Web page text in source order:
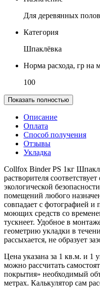
Для деревянных
Категория
Шпаклёвка
Норма расхода, гр на
100
Показать полностью
Описание
Оплата
Способ получения
Отзывы
Укладка
Collfox Binder PS 1кг
растворителя
экологической
помещений любого
совпадает с фотографией
моющих средств со
тускнеет. Удобное в
геометрию укладки в
рассыхается, не образует
Цена указана за 1 кв.м. и 1
можно рассчитать
покрытия» необходимый
метрах. Калькулятор сам